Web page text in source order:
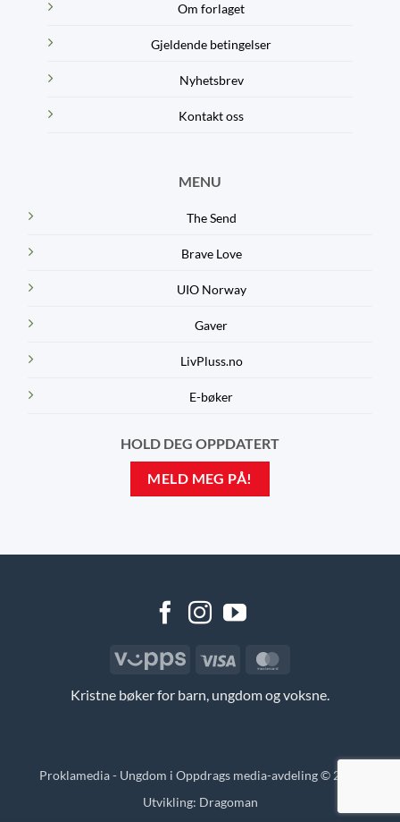
Om forlaget
Gjeldende betingelser
Nyhetsbrev
Kontakt oss
MENU
The Send
Brave Love
UIO Norway
Gaver
LivPluss.no
E-bøker
HOLD DEG OPPDATERT
MELD MEG PÅ!
Kristne bøker for barn, ungdom og voksne.
Vipps Visa
Proklamedia - Ungdom i Oppdrags media-avdeling © 2026
Utvikling: Dragoman